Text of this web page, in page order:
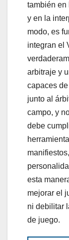
también en
y en la
modo, es
integran el
arbitraje y
capaces
junto al
campo, y
debe
esta
mejorar el
ni debilitar
de juego.